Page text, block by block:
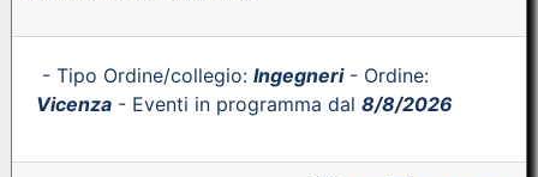
- Tipo Ordine/collegio: Ingegneri- Ordine:
Vicenza - Eventi in programma dal 8/8/2026